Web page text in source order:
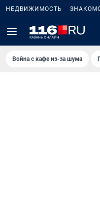
НЕДВИЖИМОСТЬ
Война с кафе из-за шума